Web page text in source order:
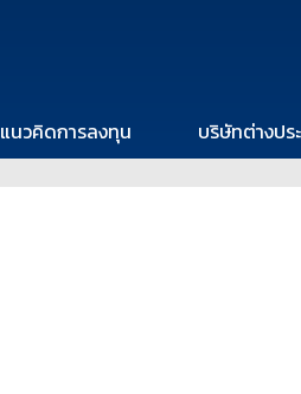
แนวคิดการลงทุน บริษัทต่างปร